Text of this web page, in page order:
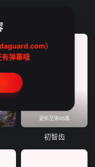
更新至第05集
初智齿
）
弹幕哦